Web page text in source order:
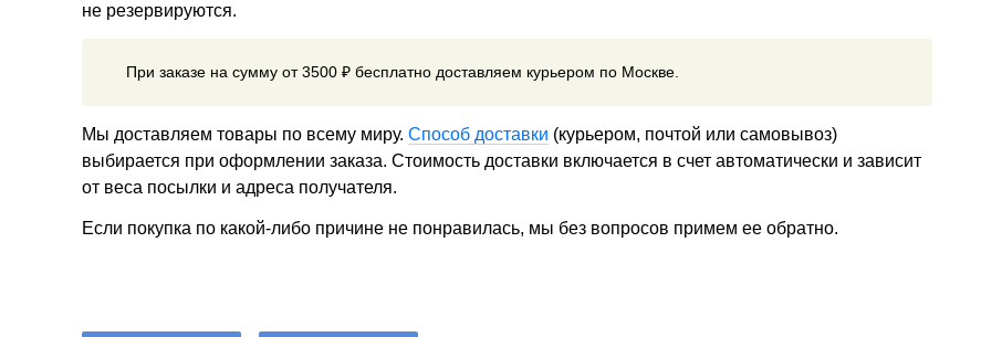
не резервируются.
При заказе на сумму от 3500 ₽ бесплатно доставляем курьером по Москве.
Мы доставляем товары по всему миру. Способ доставки (курьером, почтой или самовывоз)
выбирается при оформлении заказа. Стоимость доставки включается в счет автоматически и зависит
от веса посылки и адреса получателя.
Если покупка по какой-либо причине не понравилась, мы без вопросов примем ее обратно.